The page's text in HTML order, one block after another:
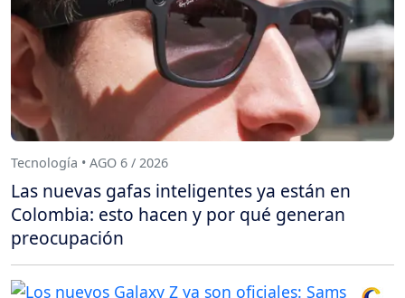
Tecnología • AGO 6 / 2026
Las nuevas gafas inteligentes ya están en
Colombia: esto hacen y por qué generan
preocupación